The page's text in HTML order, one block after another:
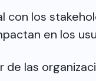
los
en los
las